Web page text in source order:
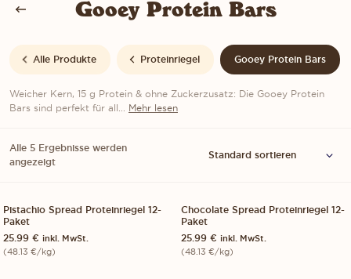
Gooey Protein Bars
Weicher Kern, 15 g Protein & ohne Zuckerzusatz: Die Gooey Protein
Bars sind perfekt für all...
Mehr lesen
Alle Produkte Proteinriegel Gooey Protein Bars
Alle 5 Ergebnisse werden
angezeigt
12-PACK
Pistachio Spread Proteinriegel 12-
Paket
25.99 € inkl. MwSt.
(48.13 €/kg)
12-PACK
Chocolate Spread Proteinriegel 12-
Paket
25.99 € inkl. MwSt.
(48.13 €/kg)
Add 12-Paket